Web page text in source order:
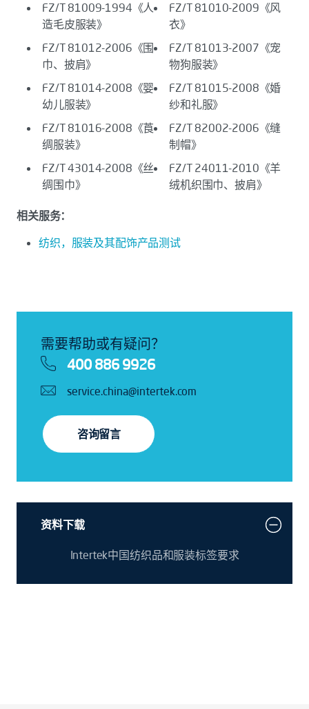
FZ/T 81009-1994《人
造毛皮服装》
FZ/T 81010-2009《风
衣》
FZ/T 81012-2006《围
巾、披肩》
FZ/T 81013-2007《宠
物狗服装》
FZ/T 81014-2008《婴
幼儿服装》
FZ/T 81015-2008《婚
纱和礼服》
FZ/T 81016-2008《莨
绸服装》
FZ/T 82002-2006《缝
制帽》
FZ/T 43014-2008《丝
绸围巾》
FZ/T 24011-2010《羊
绒机织围巾、披肩》
相关服务：
纺织，服装及其配饰产品测试
需要帮助或有疑问？
400 886 9926
service.china@intertek.com
咨询留言
资料下载
Intertek中国纺织品和服装标签要求